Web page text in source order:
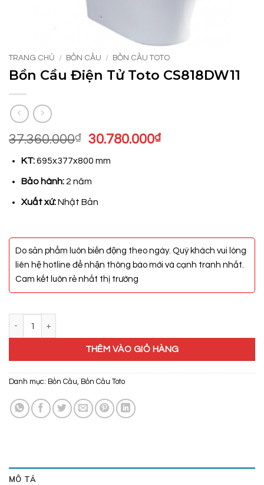
TRANG CHỦ / BỒN CẦU / BỒN CẦU TOTO
Bồn Cầu Điện Tử Toto CS818DW11
37.360.000₫
Giá
là:
37.360.000₫.
30.780.000₫Giá
KT:695x377x800 mm
Bảo hành: 2 năm
Xuất xứ:Nhật Bản
Do sản phẩm luôn biến động theo ngày. Quý khách vui lòng
liên hệ hotline để nhận thông báo mới và cạnh tranh nhất.
Cam kết luôn rẻ nhất thị trường
THÊM VÀO GIỎ HÀNG
Danh mục: Bồn Cầu, Bồn Cầu Toto
MÔ TẢ